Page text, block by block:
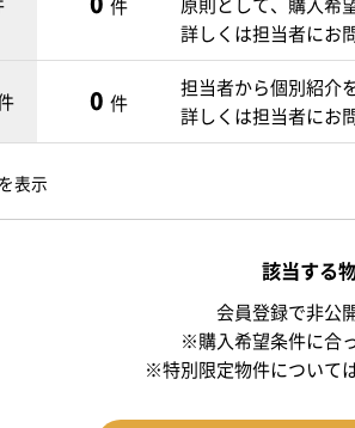
件
詳しくは担当者にお
0 件
担当者から個別紹介
詳しくは担当者にお
表示
該当する
会員登録で非公
※購入希望条件に合
※特別限定物件について